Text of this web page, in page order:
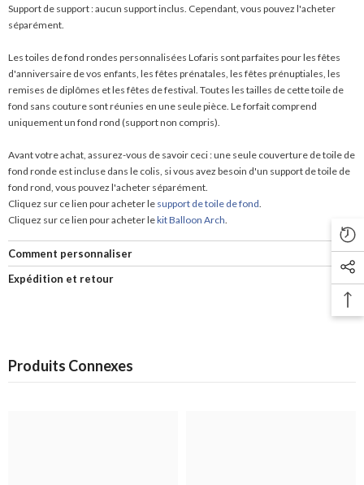
Support de support : aucun support inclus. Cependant, vous pouvez l'acheter
séparément.
Les toiles de fond rondes personnalisées Lofaris sont parfaites pour les fêtes
d'anniversaire de vos enfants, les fêtes prénatales, les fêtes prénuptiales, les
remises de diplômes et les fêtes de festival. Toutes les tailles de cette toile de
fond sans couture sont réunies en une seule pièce. Le forfait comprend
uniquement un fond rond (support non compris).
Avant votre achat, assurez-vous de savoir ceci : une seule couverture de toile de
fond ronde est incluse dans le colis, si vous avez besoin d'un support de toile de
fond rond, vous pouvez l'acheter séparément.
Cliquez sur ce lien pour acheter le support de toile de fond.
Cliquez sur ce lien pour acheter lekit Balloon Arch.
Comment personnaliser
Expédition et retour
Produits Connexes